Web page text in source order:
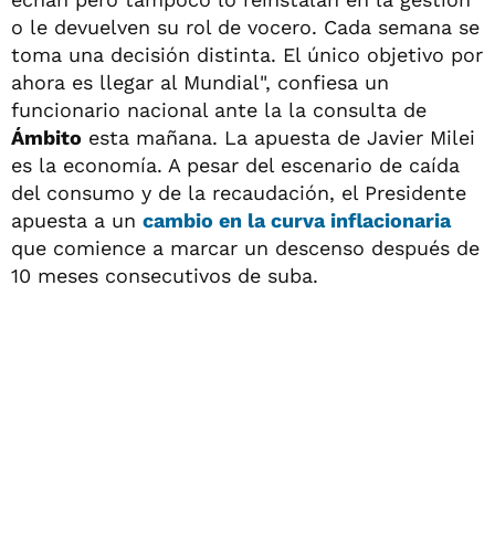
o le devuelven su rol de vocero. Cada semana se
toma una decisión distinta. El único objetivo por
ahora es llegar al Mundial", confiesa un
funcionario nacional ante la la consulta de
Ámbito esta mañana. La apuesta de Javier Milei
es la economía. A pesar del escenario de caída
del consumo y de la recaudación, el Presidente
apuesta a un cambio en la curva inflacionaria
que comience a marcar un descenso después de
10 meses consecutivos de suba.